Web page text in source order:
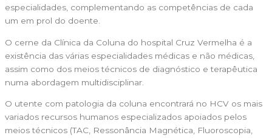
especialidades, complementando as competências de cada
um em prol do doente.
O cerne da Clínica da Coluna do hospital Cruz Vermelha é a
existência das várias especialidades médicas e não médicas,
assim como dos meios técnicos de diagnóstico e terapêutica
numa abordagem multidisciplinar.
O utente com patologia da coluna encontrará no HCV os mais
variados recursos humanos especializados apoiados pelos
meios técnicos (TAC, Ressonância Magnética, Fluoroscopia,